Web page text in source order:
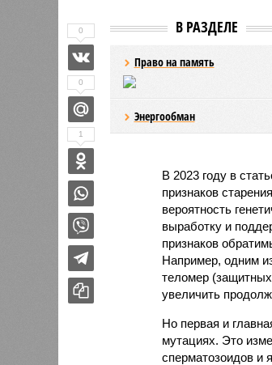
В РАЗДЕЛЕ
Право на память
Энергообман
В 2023 году в
признаков
вероятность
выработку и
признаков
Например, одним
теломер
увеличить
Но первая и
мутациях. Это
сперматозоидов и
0
0
1